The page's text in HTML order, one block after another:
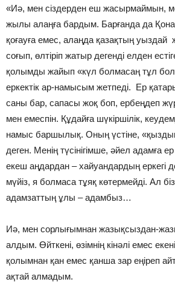
«Иә, мен сіздерден еш жасырмаймын,
жылы алаңға бардым. Барғанда да
қоғауға емес, алаңда қазақтың
соғып, өлтіріп жатыр дегенді елден
қолымды жайып «күл болмасаң тұл
еркектік ар-намысым жетпеді. Ер
саны бар, сапасы жоқ боп, ербеңдеп
мен емеспін. Құдайға шүкіршілік,
намыс баршылық. Оның үстіне,
деген. Менің түсінігімше, әйел адамға
екеш аңдардан – хайуандардың еркегі
мүйіз, я болмаса тұяқ көтермейді. Ал
адамзаттың ұлы – адамбыз…
Иә, мен сорлығымнан жазықсыздан-
алдым. Өйткені, өзімнің кінәлі емес
қолымнан қан емес қанша зар еңіреп
ақтай алмадым.